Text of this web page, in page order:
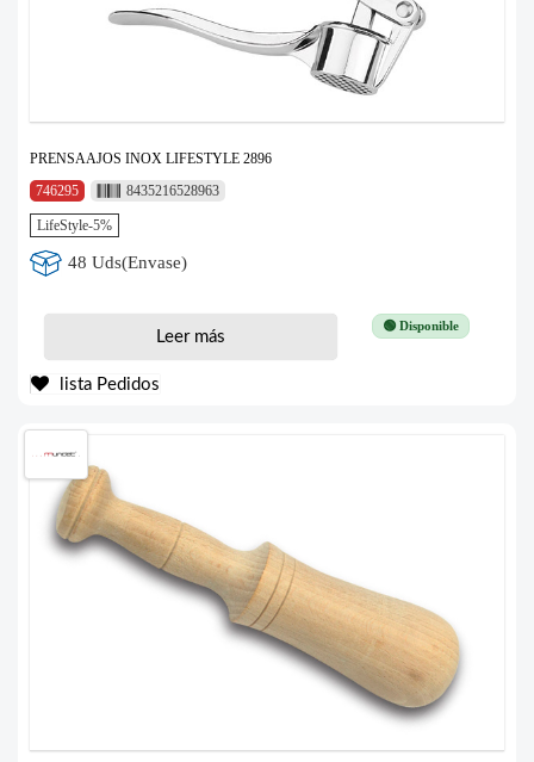
PRENSAAJOS INOX LIFESTYLE 2896
746295
8435216528963
LifeStyle-5%
48 Uds(Envase)
🟢 Disponible
Leer más
lista Pedidos